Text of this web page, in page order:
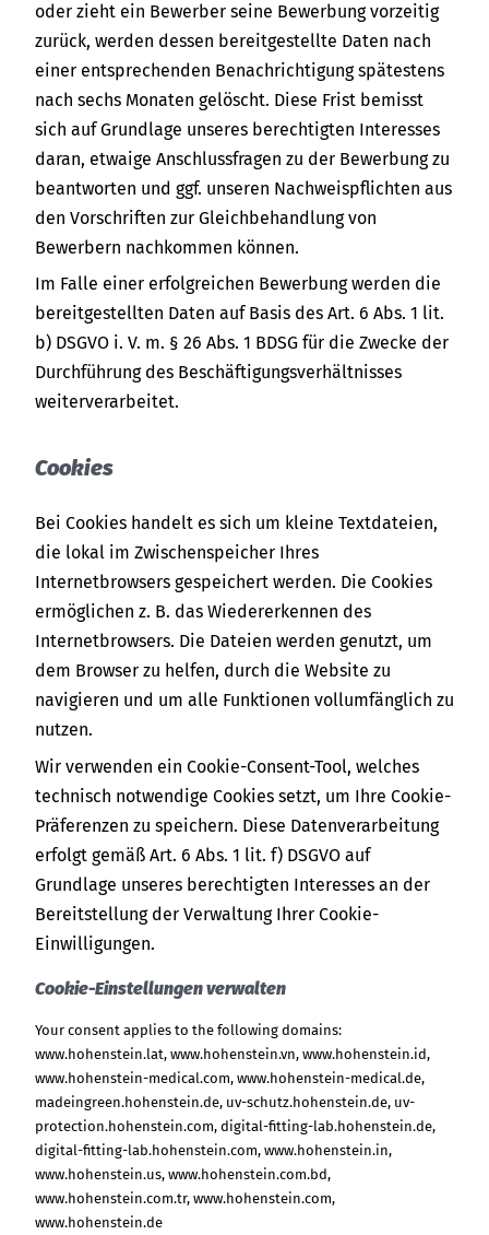
oder zieht ein Bewerber seine Bewerbung vorzeitig
zurück, werden dessen bereitgestellte Daten nach
einer entsprechenden Benachrichtigung spätestens
nach sechs Monaten gelöscht. Diese Frist bemisst
sich auf Grundlage unseres berechtigten Interesses
daran, etwaige Anschlussfragen zu der Bewerbung zu
beantworten und ggf. unseren Nachweispflichten aus
den Vorschriften zur Gleichbehandlung von
Bewerbern nachkommen können.
Im Falle einer erfolgreichen Bewerbung werden die
bereitgestellten Daten auf Basis des Art. 6 Abs. 1 lit.
b) DSGVO i. V. m. § 26 Abs. 1 BDSG für die Zwecke der
Durchführung des Beschäftigungsverhältnisses
weiterverarbeitet.
Cookies
Bei Cookies handelt es sich um kleine Textdateien,
die lokal im Zwischenspeicher Ihres
Internetbrowsers gespeichert werden. Die Cookies
ermöglichen z. B. das Wiedererkennen des
Internetbrowsers. Die Dateien werden genutzt, um
dem Browser zu helfen, durch die Website zu
navigieren und um alle Funktionen vollumfänglich zu
nutzen.
Wir verwenden ein Cookie-Consent-Tool, welches
technisch notwendige Cookies setzt, um Ihre Cookie-
Präferenzen zu speichern. Diese Datenverarbeitung
erfolgt gemäß Art. 6 Abs. 1 lit. f) DSGVO auf
Grundlage unseres berechtigten Interesses an der
Bereitstellung der Verwaltung Ihrer Cookie-
Einwilligungen.
Cookie-Einstellungen verwalten
Your consent applies to the following domains:
www.hohenstein.lat, www.hohenstein.vn, www.hohenstein.id,
www.hohenstein-medical.com, www.hohenstein-medical.de,
madeingreen.hohenstein.de, uv-schutz.hohenstein.de, uv-
protection.hohenstein.com, digital-fitting-lab.hohenstein.de,
digital-fitting-lab.hohenstein.com, www.hohenstein.in,
www.hohenstein.us, www.hohenstein.com.bd,
www.hohenstein.com.tr, www.hohenstein.com,
www.hohenstein.de